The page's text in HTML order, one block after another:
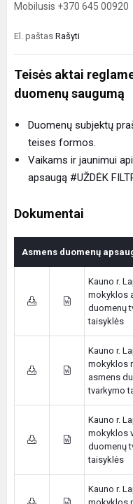
Mobilusis +370 645 00920
El. paštas Rašyti
Teisės aktai
duomenų saugumą
Duomenų subjektų
teises formos.
Vaikams ir jaunimui
apsaugą #UŽDĖK
Dokumentai
Asmens duomenų
Kauno r.
mokyklos
duomenų
taisyklės
Kauno r.
mokyklos
asmens
tvarkymo
Kauno r.
mokyklos
duomenų
taisyklės
Kauno r.